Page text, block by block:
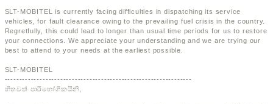
SLT-MOBITEL is currently facing difficulties in dispatching its service
vehicles, for fault clearance owing to the prevailing fuel crisis in the country.
Regretfully, this could lead to longer than usual time periods for us to restore
your connections. We appreciate your understanding and we are trying our
best to attend to your needs at the earliest possible.
SLT-MOBITEL
----------------------------------------------------------------
හිතවත් පාරිභෝගිකයිනි,